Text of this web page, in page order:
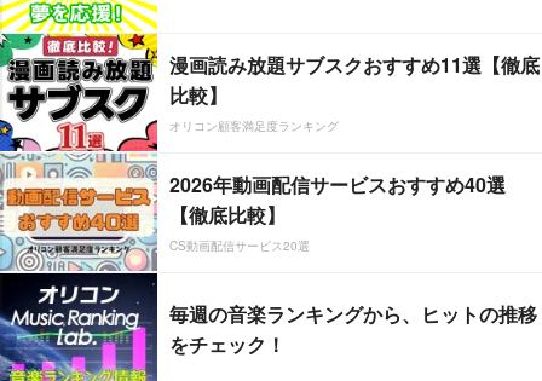
漫画読み放題サブスクおすすめ11選【徹底
比較】
オリコン顧客満足度ランキング
2026年動画配信サービスおすすめ40選
【徹底比較】
CS動画配信サービス20選
毎週の音楽ランキングから、ヒットの推移
をチェック！